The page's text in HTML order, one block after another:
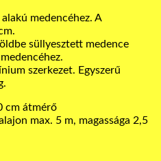
medencéhez. A
süllyesztett medence
szerkezet. Egyszerű
cm átmérő
max. 5 m, magassága 2,5